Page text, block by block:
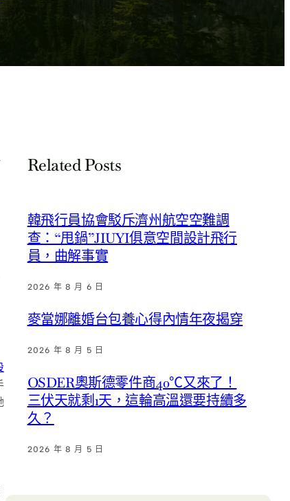
Related Posts
韓飛行員協會駁斥濟州航空空難調
查：“甩鍋”JIUYI俱意空間設計飛行
員，曲解事實
2026 年 8 月 6 日
麥當娜離婚台包養心得內情年夜揭穿
2026 年 8 月 5 日
OSDER奧斯德零件商40℃又來了！
三伏天就剩1天，這輪高溫還要持續多
久？
2026 年 8 月 5 日